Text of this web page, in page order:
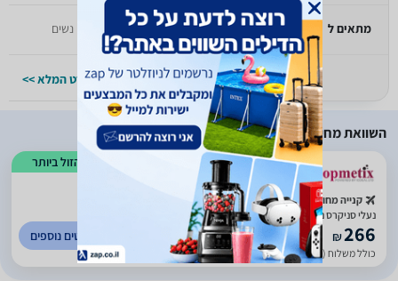
מתאים ל נשים
למפרט המלא >>
נשים
למפרט המלא >>
השוואת מחירים
הזול ביותר
קנייה מחו"ל
נעלי סניקרס נמוכות אולסטאר Chuck Taylor נשים - Optical White, 36.5
₪266
כולל משלוח (29 ₪) עד 14 ימי עסקים
לפרטים נוספים